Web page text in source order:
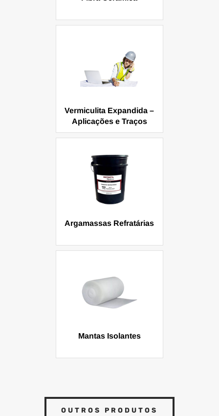
Vermiculita Expandida –
Aplicações e Traços
Argamassas Refratárias
Mantas Isolantes
OUTROS PRODUTOS